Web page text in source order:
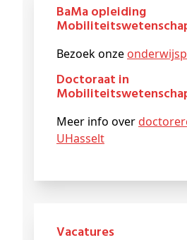
BaMa opleiding
Bezoek onze
Doctoraat in
Meer info over
UHasselt
Vacatures